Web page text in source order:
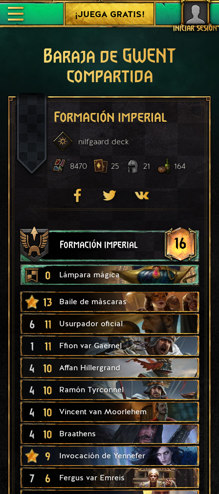
INICIAR SESIÓN
¡JUEGA GRATIS!
Baraja de GWENT
compartida
Formación imperial
nilfgaard deck
8470 25 21 164
Formación imperial 16
0 Lámpara mágica
13 Baile de máscaras
6 11 Usurpador oficial
1 11 Ffion var Gaernel
4 10 Affan Hillergrand
4 10 Ramón Tyrconnel
4 10 Vincent van Moorlehem
4 10 Braathens
9 Invocación de Yennefer
7 6 Fergus var Emreis